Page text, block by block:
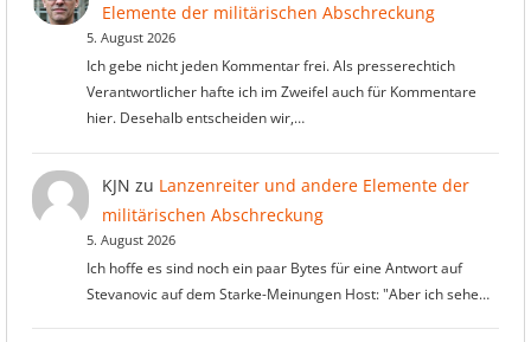
Elemente der militärischen Abschreckung
5. August 2026
Ich gebe nicht jeden Kommentar frei. Als presserechtich
Verantwortlicher hafte ich im Zweifel auch für Kommentare
hier. Desehalb entscheiden wir,…
KJN zu Lanzenreiter und andere Elemente der
militärischen Abschreckung
5. August 2026
Ich hoffe es sind noch ein paar Bytes für eine Antwort auf
Stevanovic auf dem Starke-Meinungen Host: "Aber ich sehe…